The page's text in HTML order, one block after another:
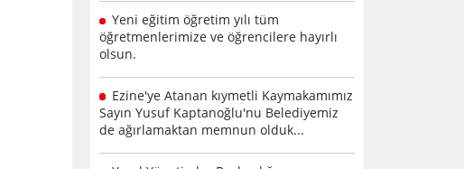
Yeni eğitim öğretim yılı tüm
öğretmenlerimize ve öğrencilere hayırlı
olsun.
Ezine'ye Atanan kıymetli Kaymakamımız
Sayın Yusuf Kaptanoğlu'nu Belediyemiz
de ağırlamaktan memnun olduk...